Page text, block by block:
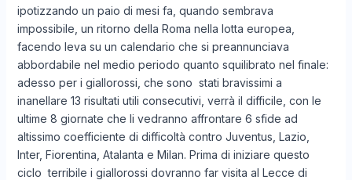
ipotizzando un paio di mesi fa, quando sembrava
impossibile, un ritorno della Roma nella lotta europea,
facendo leva su un calendario che si preannunciava
abbordabile nel medio periodo quanto squilibrato nel finale:
adesso per i giallorossi, che sono stati bravissimi a
inanellare 13 risultati utili consecutivi, verrà il difficile, con le
ultime 8 giornate che li vedranno affrontare 6 sfide ad
altissimo coefficiente di difficoltà contro Juventus, Lazio,
Inter, Fiorentina, Atalanta e Milan. Prima di iniziare questo
ciclo terribile i giallorossi dovranno far visita al Lecce di